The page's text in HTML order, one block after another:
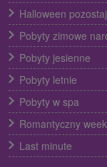
Halloween
Pobyty zimowe
Pobyty jesienne
Pobyty letnie
Pobyty w spa
Romantyczny
Last minute